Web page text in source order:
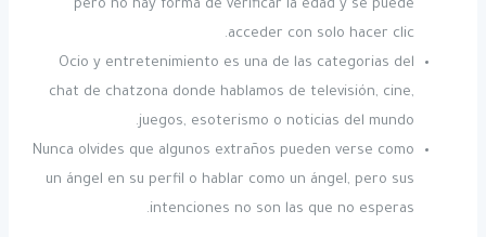
pero no hay forma de verificar la edad y se puede
acceder con solo hacer clic.
Ocio y entretenimiento es una de las categorias del
chat de chatzona donde hablamos de televisión, cine,
juegos, esoterismo o noticias del mundo.
Nunca olvides que algunos extraños pueden verse como
un ángel en su perfil o hablar como un ángel, pero sus
intenciones no son las que no esperas.